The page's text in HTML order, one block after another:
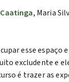
, Maria
esse espaço
excludente e
é trazer as